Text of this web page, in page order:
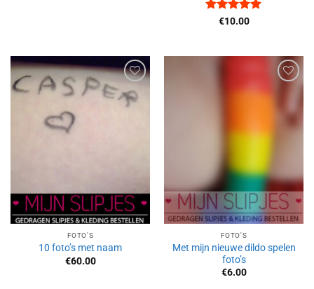
Waardering
€10.00
Aan
verlanglijst
toevoegen
FOTO'S
10 foto’s met naam
€60.00
toevoegen
FOTO'S
Met mijn nieuwe dildo spelen
foto’s
€6.00